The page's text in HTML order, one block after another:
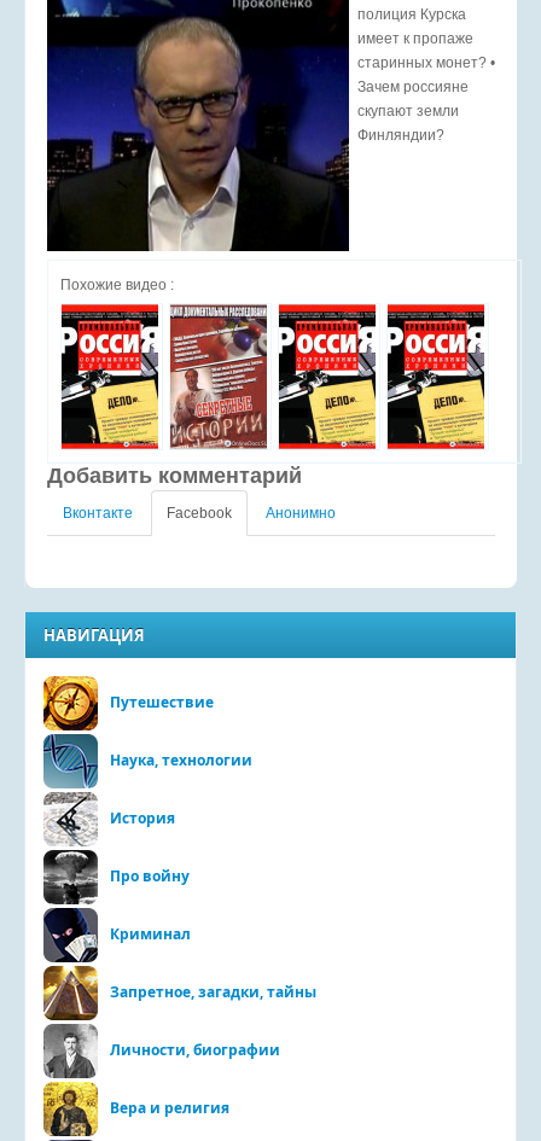
полиция Курска
имеет к пропаже
старинных монет? •
Зачем россияне
скупают земли
Финляндии?
Похожие видео :
Добавить комментарий
Вконтакте Facebook Анонимно
НАВИГАЦИЯ
Путешествие
Наука, технологии
История
Про войну
Криминал
Запретное, загадки, тайны
Личности, биографии
Вера и религия